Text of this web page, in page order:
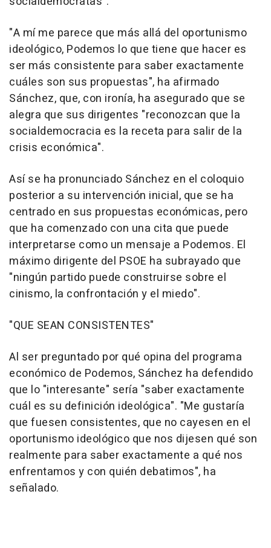
"A mí me parece que más allá del oportunismo
ideológico, Podemos lo que tiene que hacer es
ser más consistente para saber exactamente
cuáles son sus propuestas", ha afirmado
Sánchez, que, con ironía, ha asegurado que se
alegra que sus dirigentes "reconozcan que la
socialdemocracia es la receta para salir de la
crisis económica".
Así se ha pronunciado Sánchez en el coloquio
posterior a su intervención inicial, que se ha
centrado en sus propuestas económicas, pero
que ha comenzado con una cita que puede
interpretarse como un mensaje a Podemos. El
máximo dirigente del PSOE ha subrayado que
"ningún partido puede construirse sobre el
cinismo, la confrontación y el miedo".
"QUE SEAN CONSISTENTES"
Al ser preguntado por qué opina del programa
económico de Podemos, Sánchez ha defendido
que lo "interesante" sería "saber exactamente
cuál es su definición ideológica". "Me gustaría
que fuesen consistentes, que no cayesen en el
oportunismo ideológico que nos dijesen qué son
realmente para saber exactamente a qué nos
enfrentamos y con quién debatimos", ha
señalado.